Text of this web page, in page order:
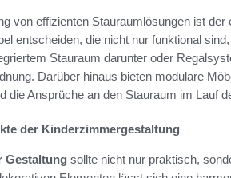
von effizienten Stauraumlösungen ist der
entscheiden, die nicht nur funktional
Stauraum darunter oder
Darüber hinaus bieten modulare
die Ansprüche an den Stauraum im Lauf
der Kinderzimmergestaltung
Gestaltung sollte nicht nur praktisch,